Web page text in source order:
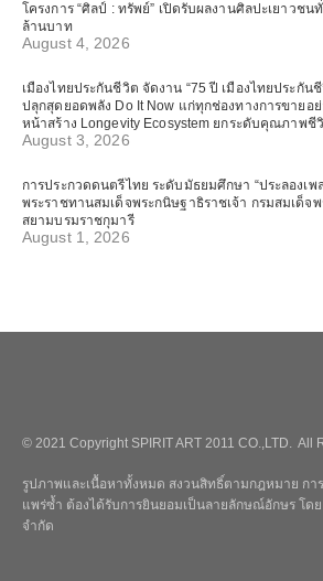
โครงการ “ศิลป์ : ทรัพย์” เปิดรับผลงานศิลปะเยาวชน
ล้านบาท
August 4, 2026
เมืองไทยประกันชีวิต จัดงาน “75 ปี เมืองไทยประกั
ปลุกสุดยอดพลัง Do It Now แก่ทุกช่องทางการขายอ
หน้าสร้าง Longevity Ecosystem ยกระดับคุณภาพชี
August 3, 2026
การประกวดดนตรีไทย ระดับมัธยมศึกษา “ประลองเพ
พระราชทานสมเด็จพระกนิษฐาธิราชเจ้า กรมสมเด็จ
สยามบรมราชกุมารี
August 1, 2026
© 2021 Copyright SPIRIT ART 2011 CO.,LTD. All
รูปภาพและเนื้อหาทั้งหมด สงวนสิทธิ์ตามกฎหมาย กา
แพร่ซ้ำ ต้องได้รับการยินยอมเป็นลายลักษณ์อักษร โด
จำกัด